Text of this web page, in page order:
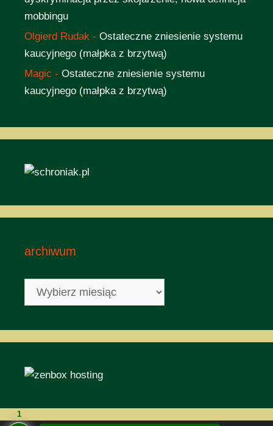
mobbingu
Olgierd Rudak - Ostateczne zniesienie systemu
kaucyjnego (małpka z brzytwą)
Magic - Ostateczne zniesienie systemu
kaucyjnego (małpka z brzytwą)
archiwum
archiwum
1